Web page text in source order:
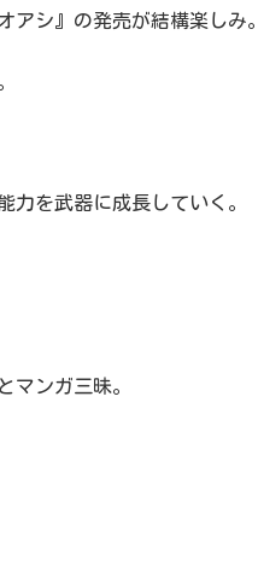
アシ』の発売が結構楽しみ。
力を武器に成長していく。
マンガ三昧。